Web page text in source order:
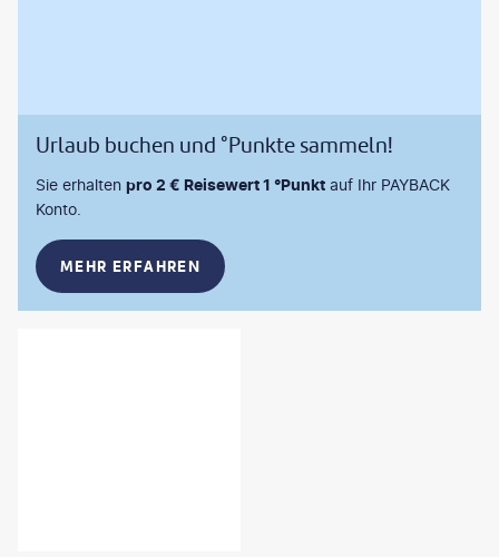
Urlaub buchen und °Punkte sammeln!
Sie erhalten pro 2 € Reisewert 1 °Punkt auf Ihr PAYBACK
Konto.
MEHR ERFAHREN